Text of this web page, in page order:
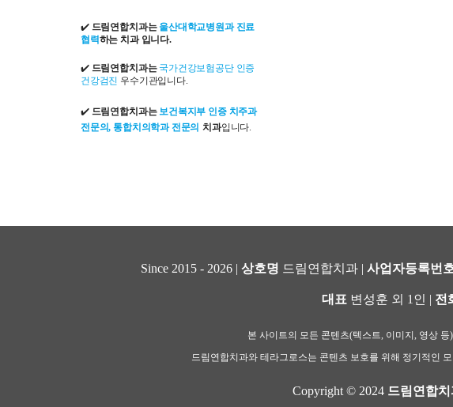
✔️ 드림연합치과는 울산대학교병원과 진료
협력하는 치과 입니다.
✔️ 드림연합치과는 국가건강보험공단 인증
건강검진 우수기관입니다.
✔️ 드림연합치과는보건복지부 인증 치주과
전문의, 통합치의학과 전문의 치과입니다.
Since 2015 - 2026 | 상호명 드림연합치과 | 사업자등록번
대표 변성훈 외 1인 | 전
본 사이트의 모든 콘텐츠(텍스트, 이미지, 영상
드림연합치과와 테라그로스는 콘텐츠 보호를 위해 정기적인
Copyright © 2024 드림연합치